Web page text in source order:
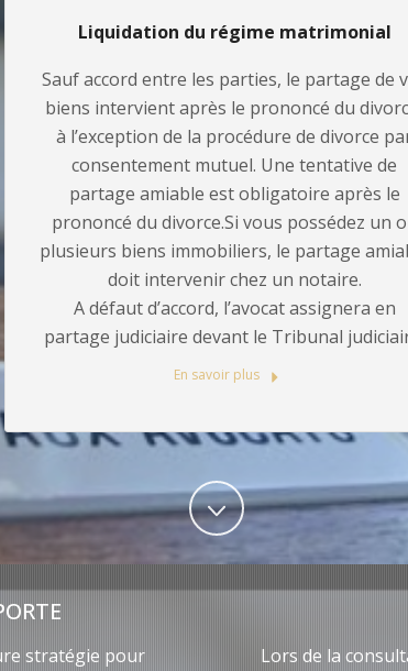
Liquidation du régime matrimonial
Sauf accord entre les parties, le partage de
biens intervient après le prononcé du
à l’exception de la procédure de divorce
consentement mutuel. Une tentative de
partage amiable est obligatoire après le
prononcé du divorce.Si vous possédez un
plusieurs biens immobiliers, le partage
doit intervenir chez un notaire.
A défaut d’accord, l’avocat assignera en
partage judiciaire devant le Tribunal
En savoir plus
stratégie pour
Lors de la